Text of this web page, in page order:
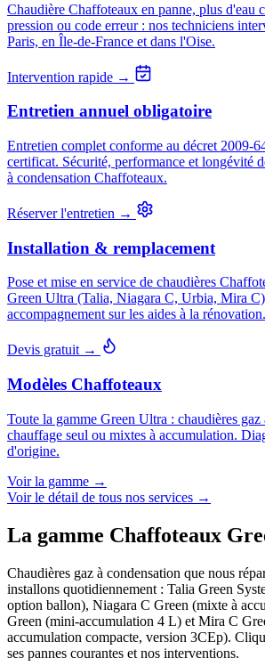
Chaudière Chaffoteaux en panne, plus d'eau
pression ou code erreur : nos techniciens
Paris, en Île-de-France et dans l'Oise.
Intervention rapide →
Entretien annuel obligatoire
Entretien complet conforme au décret 2009-
certificat. Sécurité, performance et longévité
à condensation Chaffoteaux.
Réserver l'entretien →
Installation & remplacement
Pose et mise en service de chaudières
Green Ultra (Talia, Niagara C, Urbia, Mira
accompagnement sur les aides à la rénovation.
Devis gratuit →
Modèles Chaffoteaux
Toute la gamme Green Ultra : chaudières gaz
chauffage seul ou mixtes à accumulation.
d'origine.
Voir la gamme →
Voir le détail de tous nos services →
La gamme Chaffoteaux
Chaudières gaz à condensation que nous
installons quotidiennement : Talia Green
option ballon), Niagara C Green (mixte à
Green (mini-accumulation 4 L) et Mira C
accumulation compacte, version 3CEp).
ses pannes courantes et nos interventions.